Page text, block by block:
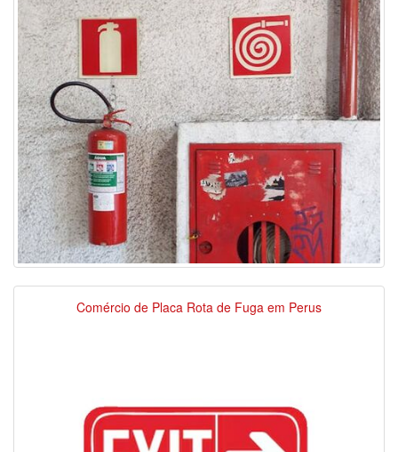
Comércio de Placa Rota de Fuga em Perus